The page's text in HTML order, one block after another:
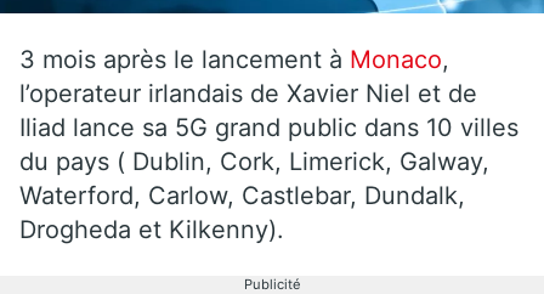
3 mois après le lancement à Monaco,
l’operateur irlandais de Xavier Niel et de
Iliad lance sa 5G grand public dans 10 villes
du pays ( Dublin, Cork, Limerick, Galway,
Waterford, Carlow, Castlebar, Dundalk,
Drogheda et Kilkenny).
Publicité